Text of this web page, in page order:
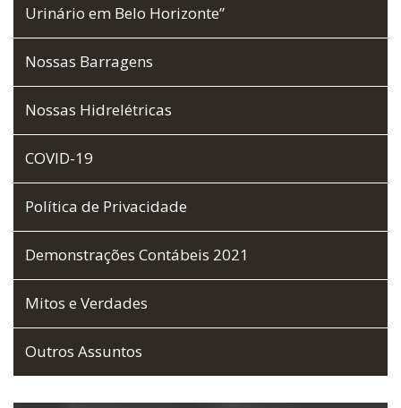
Urinário em Belo Horizonte”
Nossas Barragens
Nossas Hidrelétricas
COVID-19
Política de Privacidade
Demonstrações Contábeis 2021
Mitos e Verdades
Outros Assuntos